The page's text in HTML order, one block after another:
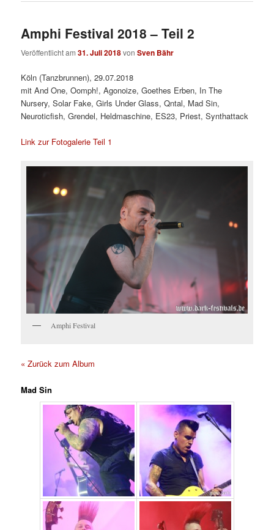
Amphi Festival 2018 – Teil 2
Veröffentlicht am31. Juli 2018vonSven Bähr
Köln (Tanzbrunnen), 29.07.2018
mit And One, Oomph!, Agonoize, Goethes Erben, In The
Nursery, Solar Fake, Girls Under Glass, Qntal, Mad Sin,
Neuroticfish, Grendel, Heldmaschine, ES23, Priest, Synthattack
Link zur Fotogalerie Teil 1
Amphi Festival
« Zurück zum Album
Mad Sin